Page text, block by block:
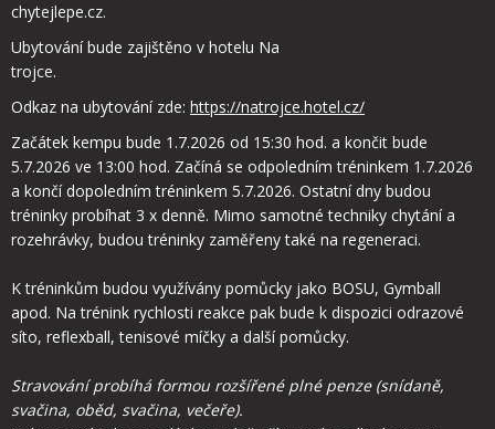
chytejlepe.cz.
Ubytování bude zajištěno v hotelu Na
trojce.
Odkaz na ubytování zde: https://natrojce.hotel.cz/
Začátek kempu bude 1.7.2026 od 15:30 hod. a končit bude
5.7.2026 ve 13:00 hod. Začíná se odpoledním tréninkem 1.7.2026
a končí dopoledním tréninkem 5.7.2026. Ostatní dny budou
tréninky probíhat 3 x denně. Mimo samotné techniky chytání a
rozehrávky, budou tréninky zaměřeny také na regeneraci.
K tréninkům budou využívány pomůcky jako BOSU, Gymball
apod. Na trénink rychlosti reakce pak bude k dispozici odrazové
síto, reflexball, tenisové míčky a další pomůcky.
Stravování probíhá formou rozšířené plné penze (snídaně,
svačina, oběd, svačina, večeře).